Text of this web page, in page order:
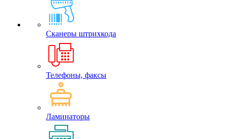
Сканеры штрихкода
Телефоны, факсы
Ламинаторы